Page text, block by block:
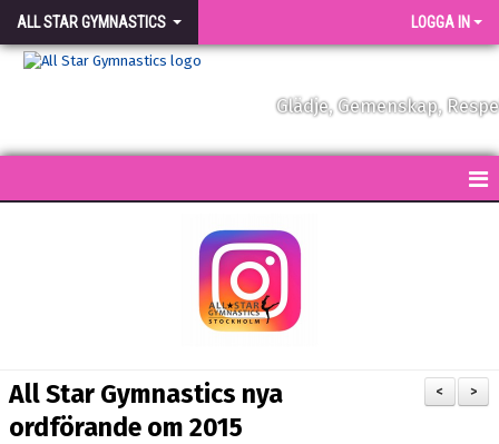
ALL STAR GYMNASTICS LOGGA IN
Glädje, Gemenskap,
VÅRA TRÄNARE
>
<
All Star Gymnastics nya
ordförande om 2015